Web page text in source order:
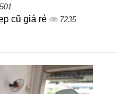
cũ giá rẻ 7235